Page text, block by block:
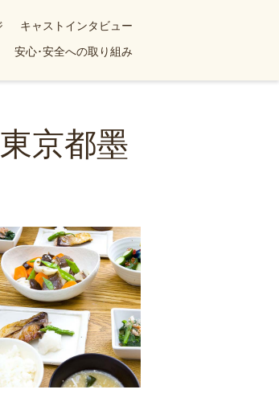
キャストインタビュー
安心･安全への取り組み
京都墨